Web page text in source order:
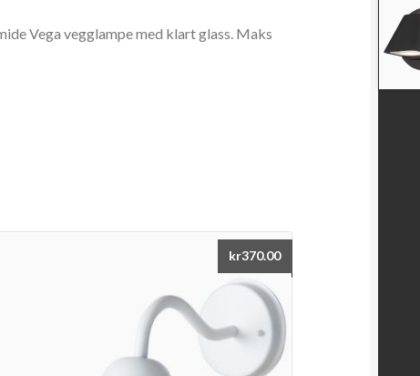
Vega vegglampe med klart glass. Maks
kr370.00